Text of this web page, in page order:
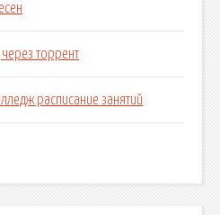
торрент
расписание занятий